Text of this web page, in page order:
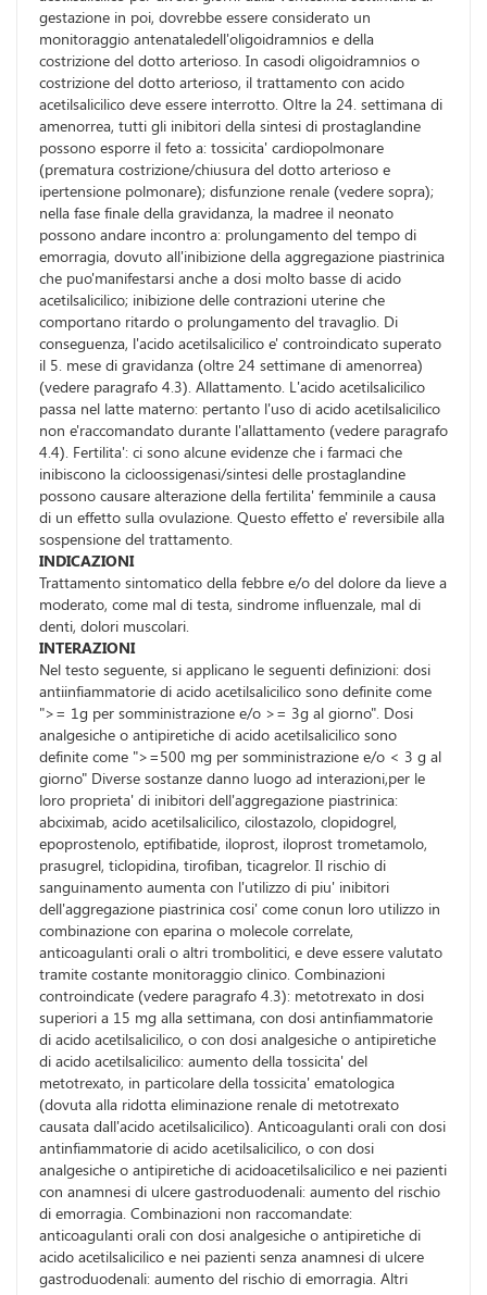
gestazione in poi, dovrebbe essere considerato un
monitoraggio antenataledell'oligoidramnios e della
costrizione del dotto arterioso. In casodi oligoidramnios o
costrizione del dotto arterioso, il trattamento con acido
acetilsalicilico deve essere interrotto. Oltre la 24. settimana di
amenorrea, tutti gli inibitori della sintesi di prostaglandine
possono esporre il feto a: tossicita' cardiopolmonare
(prematura costrizione/chiusura del dotto arterioso e
ipertensione polmonare); disfunzione renale (vedere sopra);
nella fase finale della gravidanza, la madree il neonato
possono andare incontro a: prolungamento del tempo di
emorragia, dovuto all'inibizione della aggregazione piastrinica
che puo'manifestarsi anche a dosi molto basse di acido
acetilsalicilico; inibizione delle contrazioni uterine che
comportano ritardo o prolungamento del travaglio. Di
conseguenza, l'acido acetilsalicilico e' controindicato superato
il 5. mese di gravidanza (oltre 24 settimane di amenorrea)
(vedere paragrafo 4.3). Allattamento. L'acido acetilsalicilico
passa nel latte materno: pertanto l'uso di acido acetilsalicilico
non e'raccomandato durante l'allattamento (vedere paragrafo
4.4). Fertilita': ci sono alcune evidenze che i farmaci che
inibiscono la cicloossigenasi/sintesi delle prostaglandine
possono causare alterazione della fertilita' femminile a causa
di un effetto sulla ovulazione. Questo effetto e' reversibile alla
sospensione del trattamento.
INDICAZIONI
Trattamento sintomatico della febbre e/o del dolore da lieve a
moderato, come mal di testa, sindrome influenzale, mal di
denti, dolori muscolari.
INTERAZIONI
Nel testo seguente, si applicano le seguenti definizioni: dosi
antiinfiammatorie di acido acetilsalicilico sono definite come
">= 1g per somministrazione e/o >= 3g al giorno". Dosi
analgesiche o antipiretiche di acido acetilsalicilico sono
definite come ">=500 mg per somministrazione e/o < 3 g al
giorno" Diverse sostanze danno luogo ad interazioni,per le
loro proprieta' di inibitori dell'aggregazione piastrinica:
abciximab, acido acetilsalicilico, cilostazolo, clopidogrel,
epoprostenolo, eptifibatide, iloprost, iloprost trometamolo,
prasugrel, ticlopidina, tirofiban, ticagrelor. Il rischio di
sanguinamento aumenta con l'utilizzo di piu' inibitori
dell'aggregazione piastrinica cosi' come conun loro utilizzo in
combinazione con eparina o molecole correlate,
anticoagulanti orali o altri trombolitici, e deve essere valutato
tramite costante monitoraggio clinico. Combinazioni
controindicate (vedere paragrafo 4.3): metotrexato in dosi
superiori a 15 mg alla settimana, con dosi antinfiammatorie
di acido acetilsalicilico, o con dosi analgesiche o antipiretiche
di acido acetilsalicilico: aumento della tossicita' del
metotrexato, in particolare della tossicita' ematologica
(dovuta alla ridotta eliminazione renale di metotrexato
causata dall'acido acetilsalicilico). Anticoagulanti orali con dosi
antinfiammatorie di acido acetilsalicilico, o con dosi
analgesiche o antipiretiche di acidoacetilsalicilico e nei pazienti
con anamnesi di ulcere gastroduodenali: aumento del rischio
di emorragia. Combinazioni non raccomandate:
anticoagulanti orali con dosi analgesiche o antipiretiche di
acido acetilsalicilico e nei pazienti senza anamnesi di ulcere
gastroduodenali: aumento del rischio di emorragia. Altri